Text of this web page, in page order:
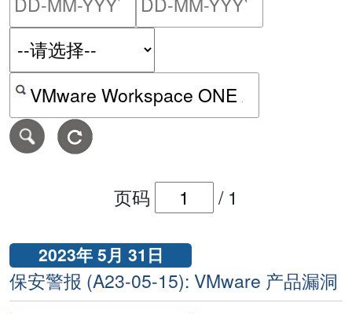
按关键字或 CVE ID 搜寻保安警报
页码 / 1
2023年 5月 31日
保安警报 (A23-05-15): VMware 产品漏洞